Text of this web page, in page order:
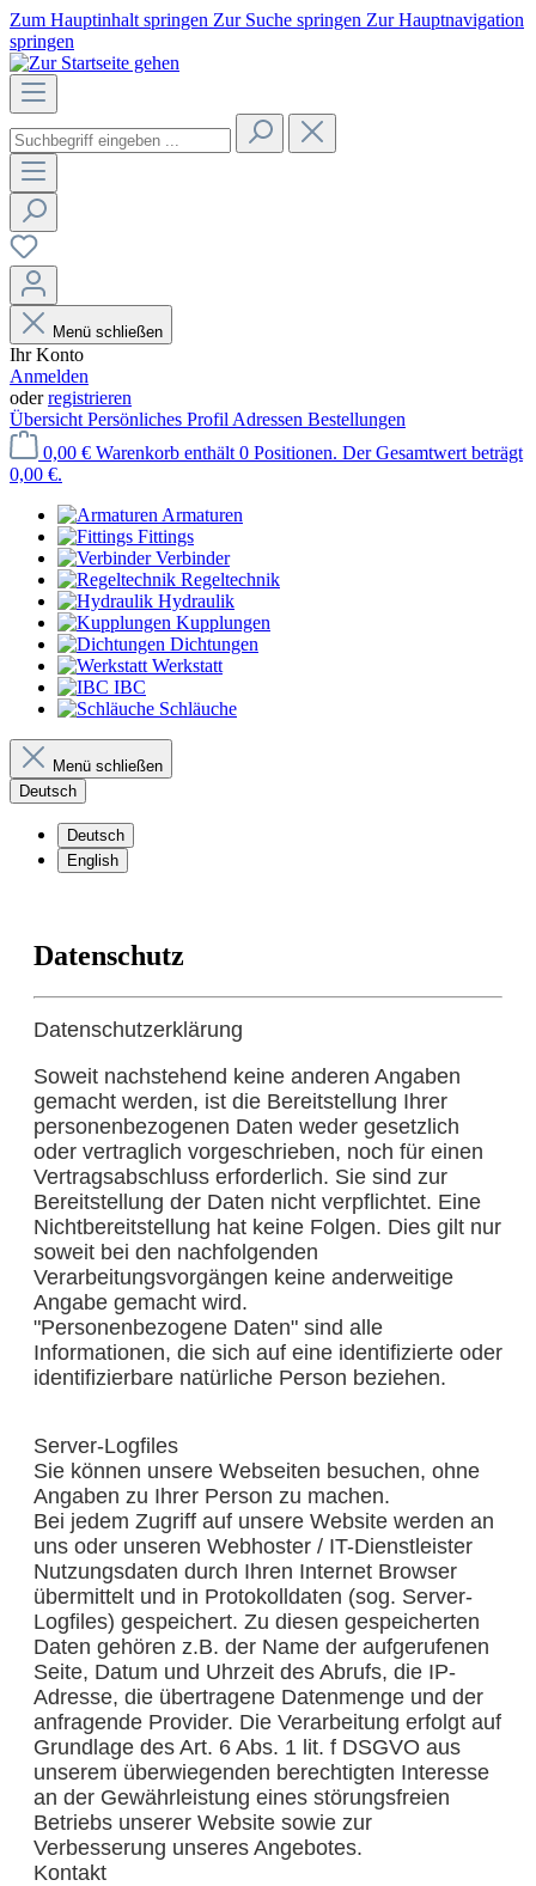
Zum Hauptinhalt springen Zur Suche springen Zur Hauptnavigation
springen
Menü schließen
Ihr Konto
Anmelden
oderregistrieren
Übersicht Persönliches Profil Adressen Bestellungen
0,00 € Warenkorb enthält 0 Positionen. Der Gesamtwert beträgt
0,00 €.
Armaturen
Fittings
Verbinder
Regeltechnik
Hydraulik
Kupplungen
Dichtungen
Werkstatt
IBC
Schläuche
Menü schließen
Deutsch
Deutsch
English
Datenschutz
Datenschutzerklärung
Soweit nachstehend keine anderen Angaben
gemacht werden, ist die Bereitstellung Ihrer
personenbezogenen Daten weder gesetzlich
oder vertraglich vorgeschrieben, noch für einen
Vertragsabschluss erforderlich. Sie sind zur
Bereitstellung der Daten nicht verpflichtet. Eine
Nichtbereitstellung hat keine Folgen. Dies gilt nur
soweit bei den nachfolgenden
Verarbeitungsvorgängen keine anderweitige
Angabe gemacht wird.
"Personenbezogene Daten" sind alle
Informationen, die sich auf eine identifizierte oder
identifizierbare natürliche Person beziehen.
Server-Logfiles
Sie können unsere Webseiten besuchen, ohne
Angaben zu Ihrer Person zu machen.
Bei jedem Zugriff auf unsere Website werden an
uns oder unseren Webhoster / IT-Dienstleister
Nutzungsdaten durch Ihren Internet Browser
übermittelt und in Protokolldaten (sog. Server-
Logfiles) gespeichert. Zu diesen gespeicherten
Daten gehören z.B. der Name der aufgerufenen
Seite, Datum und Uhrzeit des Abrufs, die IP-
Adresse, die übertragene Datenmenge und der
anfragende Provider. Die Verarbeitung erfolgt auf
Grundlage des Art. 6 Abs. 1 lit. f DSGVO aus
unserem überwiegenden berechtigten Interesse
an der Gewährleistung eines störungsfreien
Betriebs unserer Website sowie zur
Verbesserung unseres Angebotes.
Kontakt